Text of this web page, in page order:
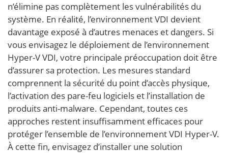
n’élimine pas complètement les vulnérabilités du
système. En réalité, l’environnement VDI devient
davantage exposé à d’autres menaces et dangers. Si
vous envisagez le déploiement de l’environnement
Hyper-V VDI, votre principale préoccupation doit être
d’assurer sa protection. Les mesures standard
comprennent la sécurité du point d’accès physique,
l’activation des pare-feu logiciels et l’installation de
produits anti-malware. Cependant, toutes ces
approches restent insuffisamment efficaces pour
protéger l’ensemble de l’environnement VDI Hyper-V.
À cette fin, envisagez d’installer une solution